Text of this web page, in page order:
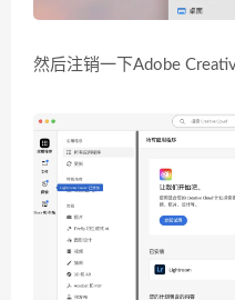
然后注销一下Adobe